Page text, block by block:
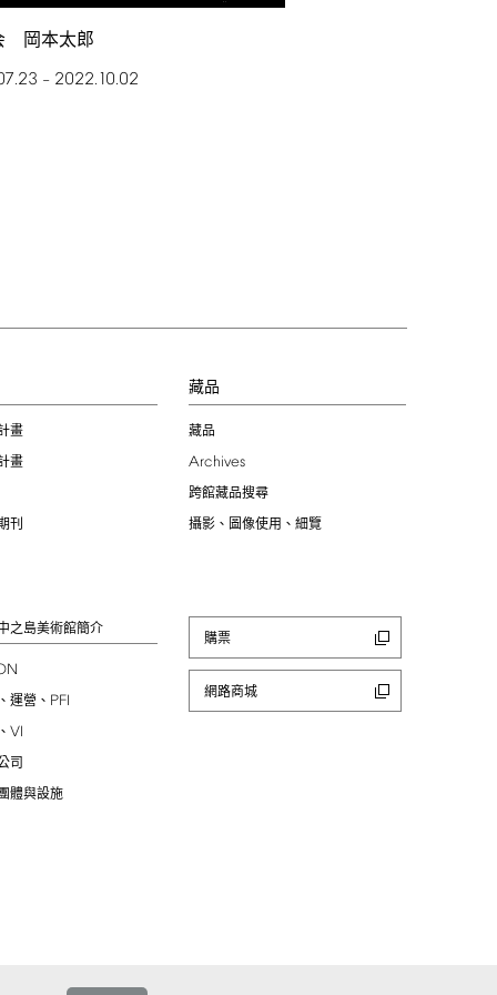
岡本太郎
– 2022.10.02
畫
畫
刊
藏品
藏品
Archives
跨館藏品搜尋
攝影、圖像使用、細覽
之島美術館簡介
運營、 PFI
VI
司
體與設施
購票
網路商城